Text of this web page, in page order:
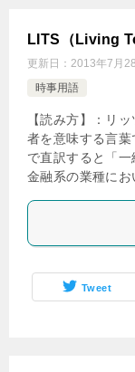
LITS（Living
更新日： 2013年7月
時事用語
【読み方】：リ
者を意味する言
で直訳すると「
金融系の業種に
Tweet